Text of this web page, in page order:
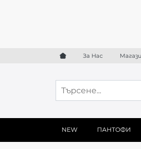
За Нас
NEW ПАНТОФИ